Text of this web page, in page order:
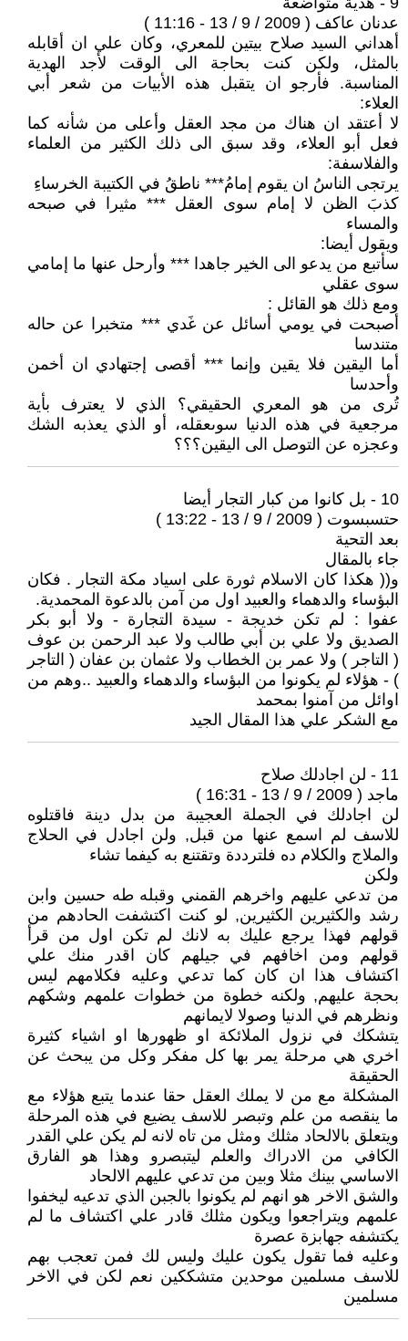
عدنان عاكف ( 2009 / 9 / 13 - 11:16 )
أهداني السيد صلاح بيتين للمعري، وكان علي ان أقابله
بالمثل، ولكن كنت بحاجة الى الوقت لأجد الهدية
المناسبة. فأرجو ان يتقبل هذه الأبيات من شعر أبي
العلاء:
لا أعتقد ان هناك من مجد العقل وأعلى من شأنه كما
فعل أبو العلاء، وقد سبق الى ذلك الكثير من العلماء
والفلاسفة:
يرتجى الناسُ ان يقوم إمامُ*** ناطقُ في الكتيبة الخرساءِ
كذبَ الظن لا إمام سوى العقل *** مثيرا في صبحه
والمساء
ويقول أيضا:
سأتبع من يدعو الى الخير جاهدا *** وأرحل عنها ما إمامي
سوى عقلي
ومع ذلك هو القائل :
أصبحت في يومي أسائل عن غَدي *** متخبرا عن حاله
متندسا
أما اليقين فلا يقين وإنما *** أقصى إجتهادي ان أخمن
وأحدسا
تُرى من هو المعري الحقيقي؟ الذي لا يعترف بأية
مرجعية في هذه الدنيا سوىعقله، أو الذي يعذبه الشك
وعجزه عن التوصل الى اليقين؟؟؟
10 - بل كانوا من كبار التجار أيضا
حتسبسوت ( 2009 / 9 / 13 - 13:22 )
بعد التحية
جاء بالمقال
و(( هكذا كان الاسلام ثورة على اسياد مكة التجار . فكان
البؤساء والدهماء والعبيد اول من آمن بالدعوة المحمدية.
عفوا : لم تكن خديجة - سيدة التجارة - ولا أبو بكر
الصديق ولا علي بن أبي طالب ولا عبد الرحمن بن عوف
( التاجر ) ولا عمر بن الخطاب ولا عثمان بن عفان ( التاجر
) - هؤلاء لم يكونوا من البؤساء والدهماء والعبيد ..وهم من
اوائل من آمنوا بمحمد
مع الشكر علي هذا المقال الجيد
11 - لن اجادلك صلاح
ماجد ( 2009 / 9 / 13 - 16:31 )
لن اجادلك في الجملة العجيبة من بدل دينة فاقتلوه
للاسف لم اسمع عنها من قبل, ولن اجادل في الحلاج
والملاج والكلام ده فلترددة وتقتنع به كيفما تشاء
ولكن
من تدعي عليهم واخرهم القمني وقبله طه حسين وابن
رشد والكثيرين الكثيرين, لو كنت اكتشفت الحادهم من
قولهم فهذا يرجع عليك به لانك لم تكن اول من قرأ
قولهم ومن اخافهم في جيلهم كان اقدر منك علي
اكتشاف هذا ان كان كما تدعي وعليه فكلامهم ليس
بحجة عليهم, ولكنه خطوة من خطوات علمهم وشكهم
ونظرهم في الدنيا وصولا لايمانهم
يتشكك في نزول الملائكة او ظهورها او اشياء كثيرة
اخري هي مرحلة يمر بها كل مفكر وكل من يبحث عن
الحقيقة
المشكلة مع من لا يملك العقل حقا عندما يتبع هؤلاء مع
ما ينقصه من علم وتبصر للاسف يضيع في هذه المرحلة
ويتعلق بالالحاد مثلك ومثل من تاه لانه لم يكن علي القدر
الكافي من الادراك والعلم ليتبصرو وهذا هو الفارق
الاساسي بينك مثلا وبين من تدعي عليهم الالحاد
والشق الاخر هو انهم لم يكونوا بالجبن الذي تدعيه ليخفوا
علمهم ويتراجعوا ويكون مثلك قادر علي اكتشاف ما لم
يكتشفه جهابزة عصرة
وعليه فما تقول يكون عليك وليس لك فمن تعجب بهم
للاسف مسلمين موحدين متشككين نعم لكن في الاخر
مسلمين